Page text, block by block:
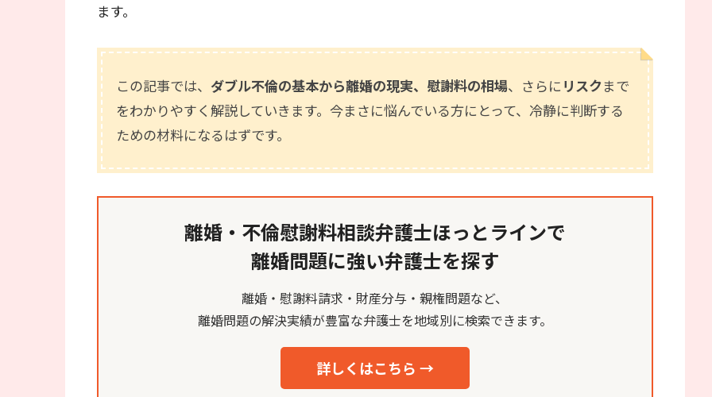
ます。
この記事では、 ダブル不倫の基本から離婚の現実、慰謝料の相場、さらに リスクまで
をわかりやすく解説していきます。今まさに悩んでいる方にとって、冷静に判断する
ための材料になるはずです。
離婚・不倫慰謝料相談弁護士ほっとラインで
離婚問題に強い弁護士を探す
離婚・慰謝料請求・財産分与・親権問題など、
離婚問題の解決実績が豊富な弁護士を地域別に検索できます。
詳しくはこちら →